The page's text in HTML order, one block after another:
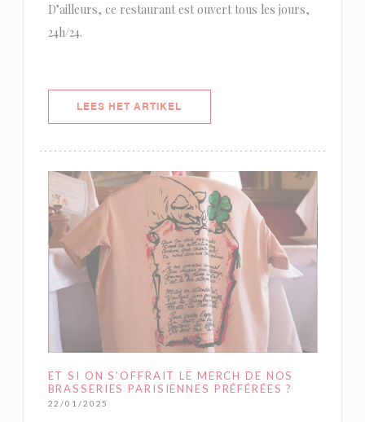
D’ailleurs, ce restaurant est ouvert tous les jours,
24h/24.
LEES HET ARTIKEL
ET SI ON S’OFFRAIT LE MERCH DE NOS
BRASSERIES PARISIENNES PRÉFÉRÉES ?
22/01/2025